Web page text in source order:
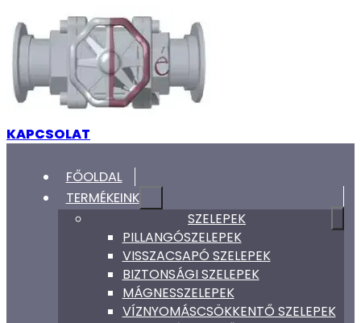
KAPCSOLAT
FŐOLDAL
TERMÉKEINK
SZELEPEK
PILLANGÓSZELEPEK
VISSZACSAPÓ SZELEPEK
BIZTONSÁGI SZELEPEK
MÁGNESSZELEPEK
VÍZNYOMÁSCSÖKKENTŐ SZELEPEK